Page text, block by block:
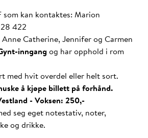
kan kontaktes: Marion
422
Catherine, Jennifer og Carmen
inngangog har opphold i rom
med hvit overdel eller helt sort.
å kjøpe billett på forhånd.
- Voksen: 250,-
seg eget notestativ, noter,
og drikke.